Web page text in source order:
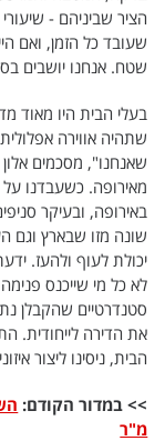
מהדורה ראשונה
הגדרות
מדיניות פרטיות
הסדרי נגישות
הציר שביניהם -
שעובד כל הזמן, ואם
שטח. אנחנו יושבים בסלון במצטבר
בעלי הבית היו מאוד
שתהיה אווירה
שאנחנו", מסכמים אלון
מאירופה. כשעבדנו
שונה מזו שבארץ וגם
יכולת לעוף ולהעז.
לא כל מי שייכנס
סטנדרטיים שהקבלן
את הדירה לייחודית.
הבית, ניסינו ליצור
>> במדור הקודם:
מ"ר